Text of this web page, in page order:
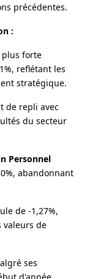
précédentes.
:
forte
reflétant les
stratégique.
de repli avec
du secteur
Personnel
abandonnant
de -1,27%,
de
ses